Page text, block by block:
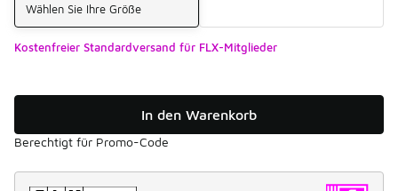
Wählen Sie Ihre Größe
Kostenfreier Standardversand für FLX-Mitglieder
In den Warenkorb
Berechtigt für Promo-Code